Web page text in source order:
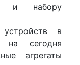
и набору
в
на сегодня
агрегаты